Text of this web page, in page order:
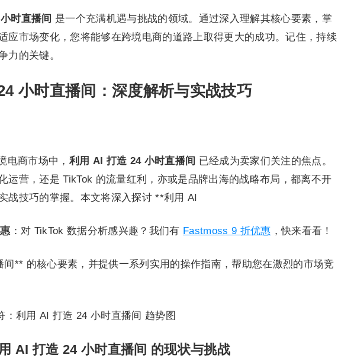
时直播间 是一个充满机遇与挑战的领域。通过深入理解其核心要素，掌
应市场变化，您将能够在跨境电商的道路上取得更大的成功。记住，持续
力的关键。
小时直播间：深度解析与实战技巧
电商市场中， 利用 AI 打造 24 小时直播间 已经成为卖家们关注的焦点。
运营，还是 TikTok 的流量红利，亦或是品牌出海的战略布局，都离不开
战技巧的掌握。本文将深入探讨 **利用 AI
：对 TikTok 数据分析感兴趣？我们有 Fastmoss 9 折优惠 ，快来看看！
间** 的核心要素，并提供一系列实用的操作指南，帮助您在激烈的市场竞
AI 打造 24 小时直播间 的现状与挑战